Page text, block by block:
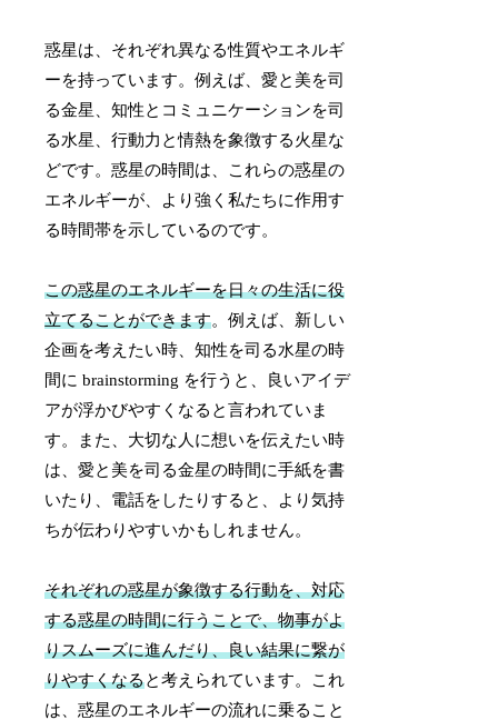
惑星は、それぞれ異なる性質やエネルギ
ーを持っています。例えば、愛と美を司
る金星、知性とコミュニケーションを司
る水星、行動力と情熱を象徴する火星な
どです。惑星の時間は、これらの惑星の
エネルギーが、より強く私たちに作用す
る時間帯を示しているのです。
この惑星のエネルギーを日々の生活に役
立てることができます。例えば、新しい
企画を考えたい時、知性を司る水星の時
間に brainstorming を行うと、良いアイデ
アが浮かびやすくなると言われていま
す。また、大切な人に想いを伝えたい時
は、愛と美を司る金星の時間に手紙を書
いたり、電話をしたりすると、より気持
ちが伝わりやすいかもしれません。
それぞれの惑星が象徴する行動を、対応
する惑星の時間に行うことで、物事がよ
りスムーズに進んだり、良い結果に繋が
りやすくなると考えられています。これ
は、惑星のエネルギーの流れに乗ること